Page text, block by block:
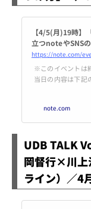
【4/5(月)19時】
立つnoteやSNS
開催します｜
※このイベントは
当日の内容は下記
つづけ方」という
インイベントを開
を検討されている
加下さい。 開催背景 「ビジネス
に役に立つ形で、
カウントを作って
を書けば良いのか
note.com
UDB TALK
岡督行×川上
ライン）／4